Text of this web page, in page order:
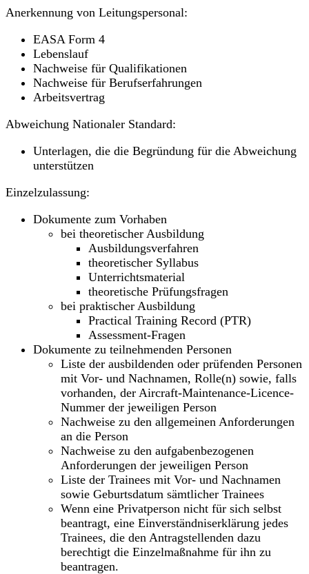
Anerkennung von Leitungspersonal:
EASA Form 4
Lebenslauf
Nachweise für Qualifikationen
Nachweise für Berufserfahrungen
Arbeitsvertrag
Abweichung Nationaler Standard:
Unterlagen, die die Begründung für die Abweichung
unterstützen
Einzelzulassung:
Dokumente zum Vorhaben
bei theoretischer Ausbildung
Ausbildungsverfahren
theoretischer Syllabus
Unterrichtsmaterial
theoretische Prüfungsfragen
bei praktischer Ausbildung
Practical Training Record (PTR)
Assessment-Fragen
Dokumente zu teilnehmenden Personen
Liste der ausbildenden oder prüfenden Personen
mit Vor- und Nachnamen, Rolle(n) sowie, falls
vorhanden, der Aircraft-Maintenance-Licence-
Nummer der jeweiligen Person
Nachweise zu den allgemeinen Anforderungen
an die Person
Nachweise zu den aufgabenbezogenen
Anforderungen der jeweiligen Person
Liste der Trainees mit Vor- und Nachnamen
sowie Geburtsdatum sämtlicher Trainees
Wenn eine Privatperson nicht für sich selbst
beantragt, eine Einverständniserklärung jedes
Trainees, die den Antragstellenden dazu
berechtigt die Einzelmaßnahme für ihn zu
beantragen.